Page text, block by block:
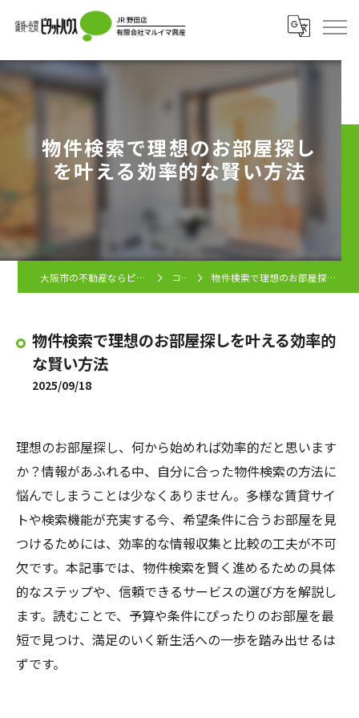
物件検索で理想のお部屋探し
を叶える効率的な賢い方法
大阪市の不動産ならピタットハウス JR野田店 コラム 物件検索で理想のお部屋探しを叶える効率的な賢い方法
物件検索で理想のお部屋探しを叶える効率的
な賢い方法
2025/09/18
理想のお部屋探し、何から始めれば効率的だと思います
か？情報があふれる中、自分に合った物件検索の方法に
悩んでしまうことは少なくありません。多様な賃貸サイ
トや検索機能が充実する今、希望条件に合うお部屋を見
つけるためには、効率的な情報収集と比較の工夫が不可
欠です。本記事では、物件検索を賢く進めるための具体
的なステップや、信頼できるサービスの選び方を解説し
ます。読むことで、予算や条件にぴったりのお部屋を最
短で見つけ、満足のいく新生活への一歩を踏み出せるは
ずです。